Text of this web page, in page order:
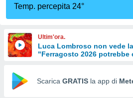
di
Web
Temp. percepita 24°
Ultim'ora.
Luca Lombroso non vede
"Ferragosto 2026 potrebbe
Scarica GRATIS la app di